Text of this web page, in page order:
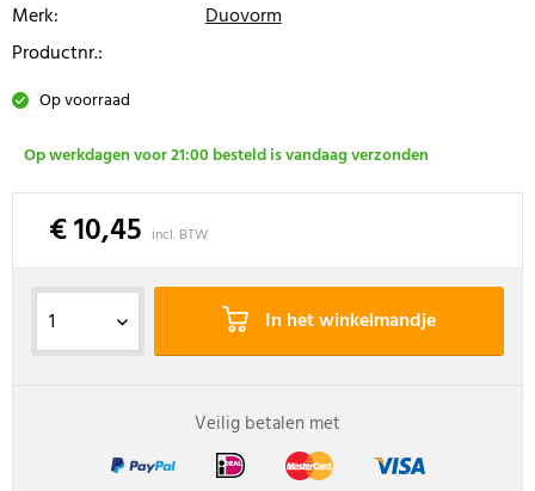
Merk:
Duovorm
Productnr.:
Op voorraad
Op werkdagen voor 21:00 besteld is vandaag verzonden
€ 10,45 incl. BTW
In het winkelmandje
Veilig betalen met